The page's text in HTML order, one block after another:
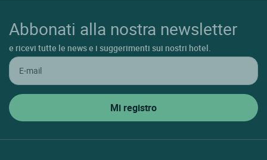
Abbonati alla nostra newsletter
e ricevi tutte le news e i suggerimenti sui nostri hotel.